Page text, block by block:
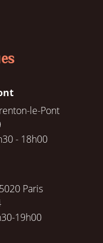
le-Pont
- 18h00
Paris
19h00